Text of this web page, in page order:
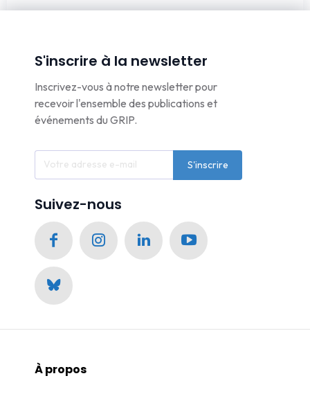
S'inscrire à la newsletter
Inscrivez-vous à notre newsletter pour
recevoir l'ensemble des publications et
événements du GRIP.
S'inscrire
Suivez-nous
À propos